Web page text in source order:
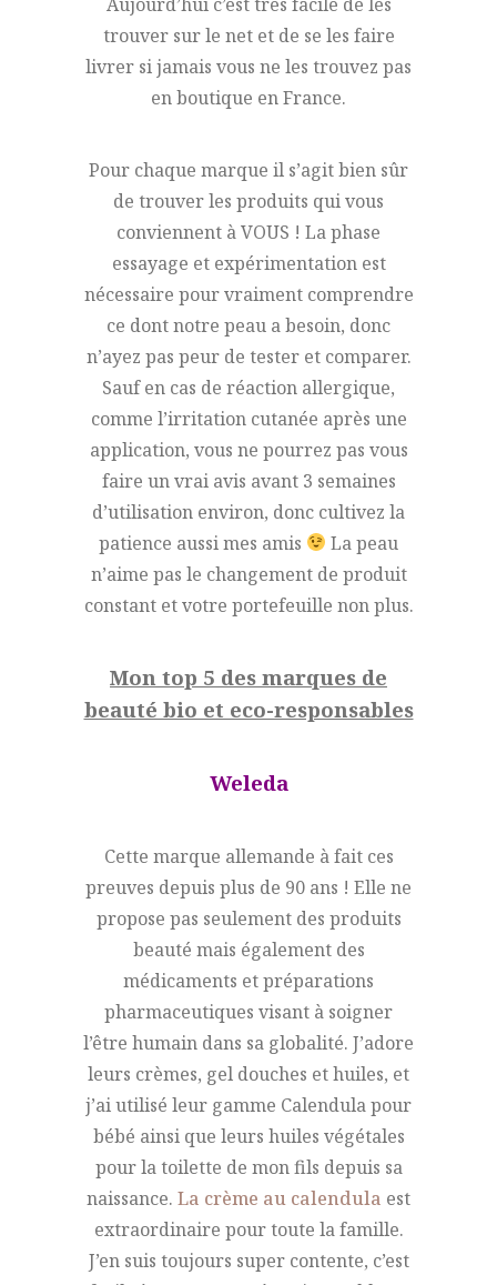
trouver sur le net et de se les faire
livrer si jamais vous ne les trouvez pas
en boutique en France.
Pour chaque marque il s’agit bien sûr
de trouver les produits qui vous
conviennent à VOUS ! La phase
essayage et expérimentation est
nécessaire pour vraiment comprendre
ce dont notre peau a besoin, donc
n’ayez pas peur de tester et comparer.
Sauf en cas de réaction allergique,
comme l’irritation cutanée après une
application, vous ne pourrez pas vous
faire un vrai avis avant 3 semaines
d’utilisation environ, donc cultivez la
patience aussi mes amis
La peau
n’aime pas le changement de produit
constant et votre portefeuille non plus.
Mon top 5 des marques de
beauté bio et eco-responsables
Weleda
Cette marque allemande à fait ces
preuves depuis plus de 90 ans ! Elle ne
propose pas seulement des produits
beauté mais également des
médicaments et préparations
pharmaceutiques visant à soigner
l’être humain dans sa globalité. J’adore
leurs crèmes, gel douches et huiles, et
j’ai utilisé leur gamme Calendula pour
bébé ainsi que leurs huiles végétales
pour la toilette de mon fils depuis sa
naissance. La crème au calendula est
extraordinaire pour toute la famille.
J’en suis toujours super contente, c’est